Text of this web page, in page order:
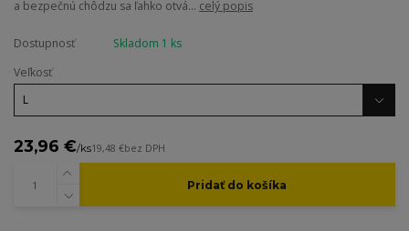
a bezpečnú chôdzu sa ľahko otvá... celý popis
Dostupnosť
Skladom 1 ks
Veľkosť
23,96 €/ks19,48 €bez DPH
Pridať do košíka